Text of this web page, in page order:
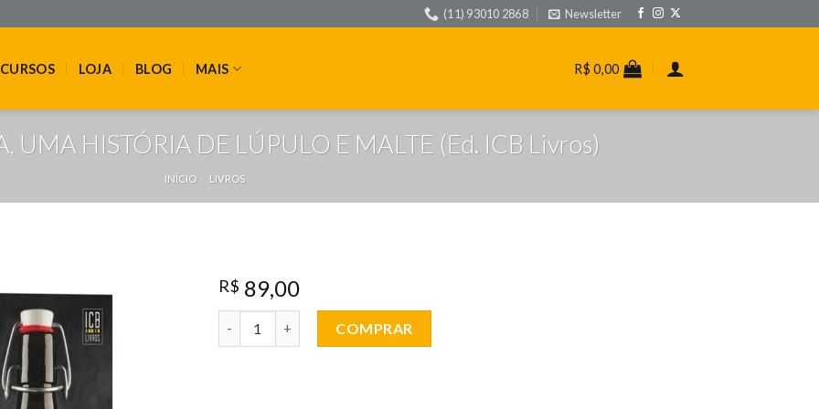
(11) 93010 2868 Newsletter
CURSOS LOJA BLOG MAIS R$ 0,00
UMA HISTÓRIA DE LÚPULO E MALTE (Ed. ICB Livros)
INÍCIO LIVROS
R$ 89,00
COMPRAR